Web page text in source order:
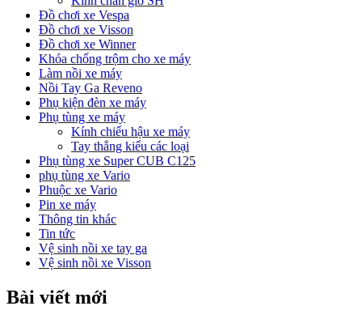
Đồ chơi xe Vespa
Đồ chơi xe Visson
Đồ chơi xe Winner
Khóa chống trộm cho xe máy
Làm nồi xe máy
Nồi Tay Ga Reveno
Phụ kiện đèn xe máy
Phụ tùng xe máy
Kính chiếu hậu xe máy
Tay thắng kiểu các loại
Phụ tùng xe Super CUB C125
phụ tùng xe Vario
Phuộc xe Vario
Pin xe máy
Thông tin khác
Tin tức
Vệ sinh nồi xe tay ga
Vệ sinh nồi xe Visson
Bài viết mới